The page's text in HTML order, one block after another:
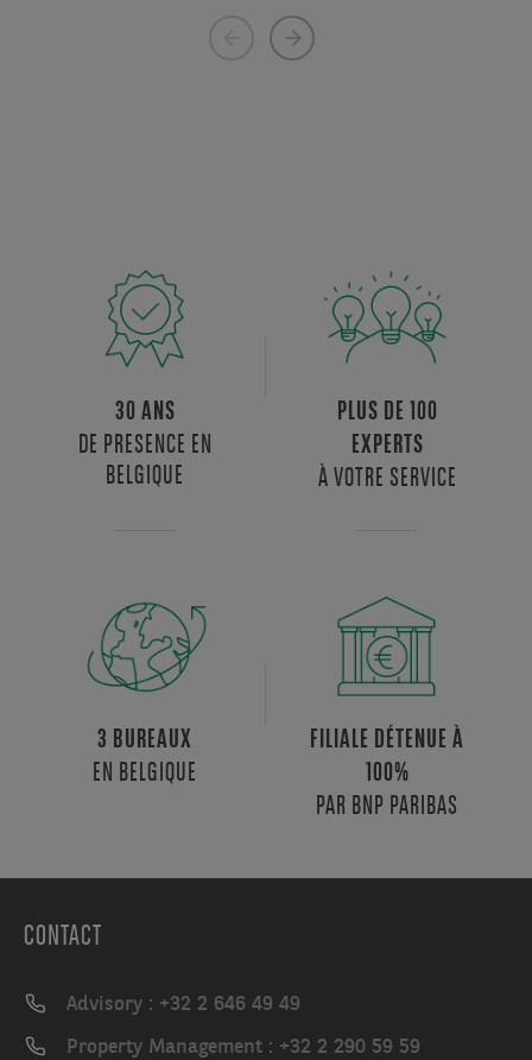
Page
Next
30 ANS
DE PRESENCE EN
BELGIQUE
PLUS DE 100
EXPERTS
À VOTRE SERVICE
3 BUREAUX
EN BELGIQUE
FILIALE DÉTENUE À
100%
PAR BNP PARIBAS
CONTACT
Advisory : +32 2 646 49 49
Property Management : +32 2 290 59 59